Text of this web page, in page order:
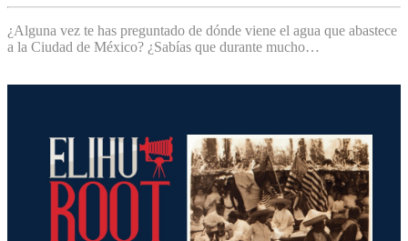
¿Alguna vez te has preguntado de dónde viene el agua que abastece
a la Ciudad de México? ¿Sabías que durante mucho…